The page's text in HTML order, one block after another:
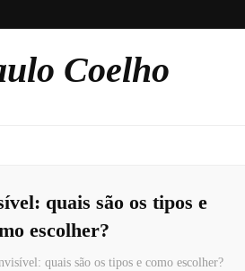
Coelho
quais são os tipos e
escolher?
quais são os tipos e como escolher?